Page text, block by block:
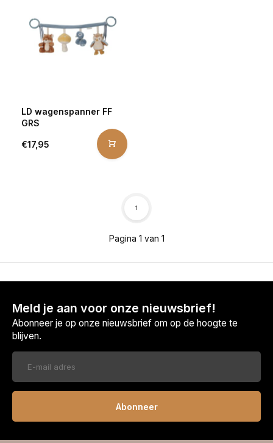
LD wagenspanner FF
GRS
€17,95
Pagina 1 van 1
1
Meld je aan voor onze nieuwsbrief!
Abonneer je op onze nieuwsbrief om op de hoogte te
blijven.
Abonneer